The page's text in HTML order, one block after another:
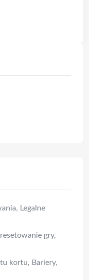
Legalne
gry,
kortu, Bariery,